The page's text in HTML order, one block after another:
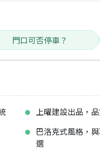
門口可否停車？
上曜建設出品，
巴洛克式風格，
選